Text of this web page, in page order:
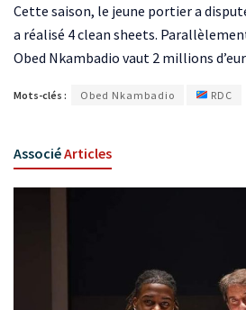
Cette saison, le jeune portier a
a réalisé 4 clean sheets.
Obed Nkambadio vaut 2 millions
Mots-clés : Obed Nkambadio RDC
AssociéArticles